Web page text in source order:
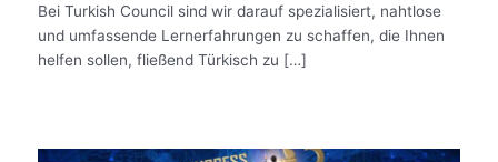
Bei Turkish Council sind wir darauf spezialisiert, nahtlose
und umfassende Lernerfahrungen zu schaffen, die Ihnen
helfen sollen, fließend Türkisch zu […]